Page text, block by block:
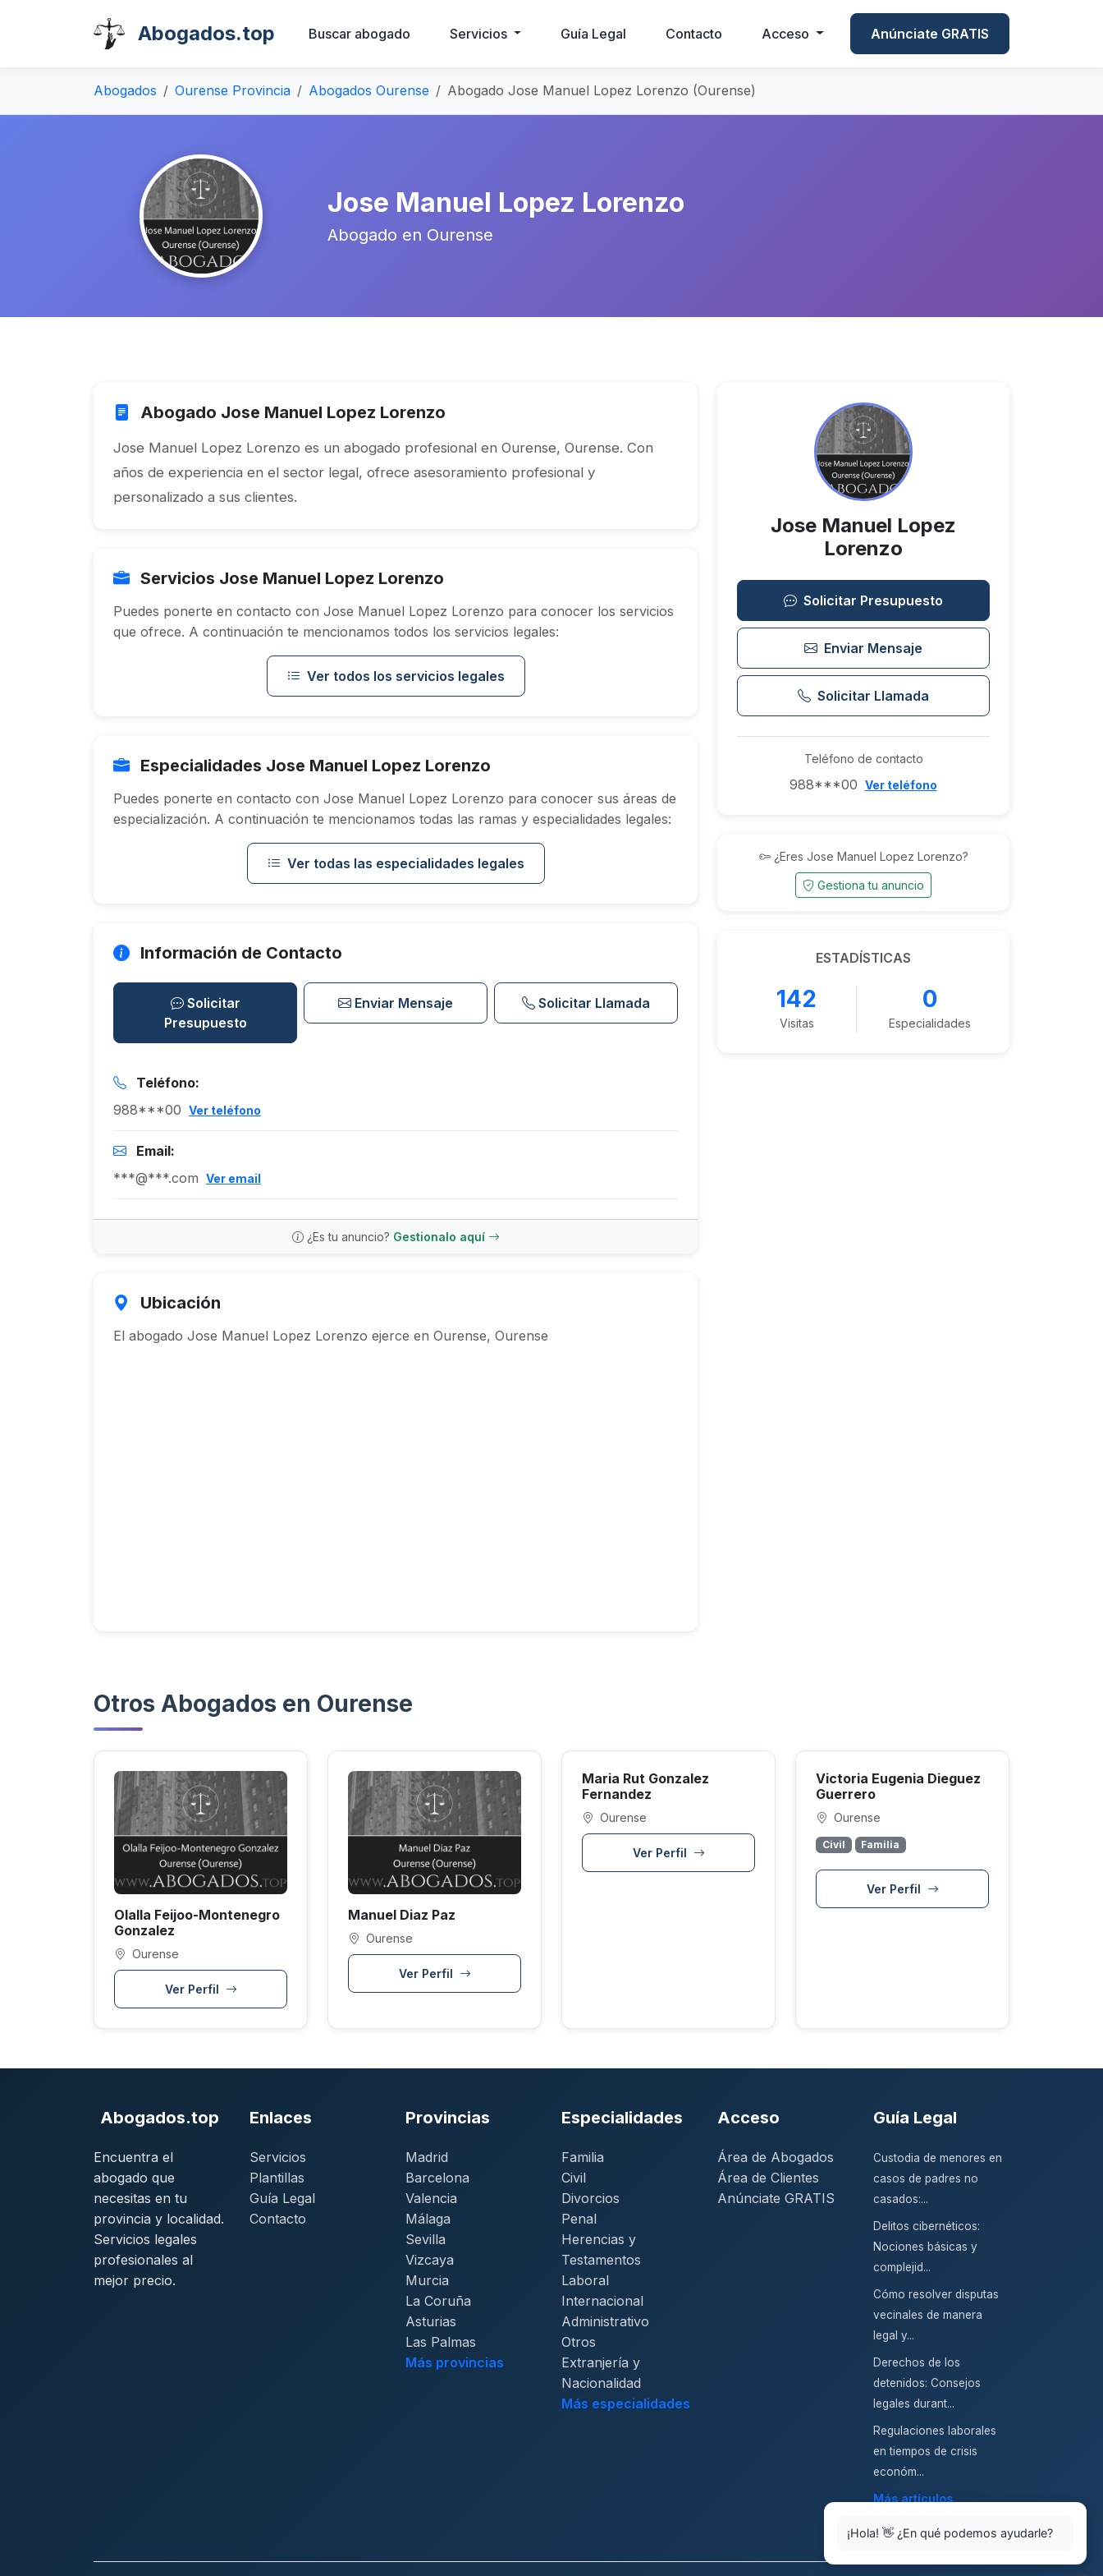
Abogados.top Buscar abogado Servicios Guía Legal Contacto Acceso Anúnciate GRATIS
Abogados Ourense Provincia Abogados Ourense Abogado Jose Manuel Lopez Lorenzo (Ourense)
Jose Manuel Lopez Lorenzo
Abogado en Ourense
Abogado Jose Manuel Lopez Lorenzo
Jose Manuel Lopez Lorenzo es un abogado profesional en Ourense, Ourense. Con
años de experiencia en el sector legal, ofrece asesoramiento profesional y
personalizado a sus clientes.
Servicios Jose Manuel Lopez Lorenzo
Puedes ponerte en contacto con Jose Manuel Lopez Lorenzo para conocer los servicios
que ofrece. A continuación te mencionamos todos los servicios legales:
Ver todos los servicios legales
Especialidades Jose Manuel Lopez Lorenzo
Puedes ponerte en contacto con Jose Manuel Lopez Lorenzo para conocer sus áreas de
especialización. A continuación te mencionamos todas las ramas y especialidades legales:
Ver todas las especialidades legales
Información de Contacto
Solicitar
Presupuesto
Enviar Mensaje Solicitar Llamada
Teléfono:
988***00 Ver teléfono
Email:
***@***.com Ver email
¿Es tu anuncio? Gestionalo aquí
Ubicación
El abogado Jose Manuel Lopez Lorenzo ejerce en Ourense, Ourense
Jose Manuel Lopez
Lorenzo
Solicitar Presupuesto
Enviar Mensaje
Solicitar Llamada
Teléfono de contacto
988***00 Ver teléfono
¿Eres Jose Manuel Lopez Lorenzo?
Gestiona tu anuncio
ESTADÍSTICAS
142
Visitas
0
Especialidades
Otros Abogados en Ourense
Olalla Feijoo-Montenegro
Gonzalez
Ourense
Ver Perfil
Manuel Diaz Paz
Ourense
Ver Perfil
Maria Rut Gonzalez
Fernandez
Ourense
Ver Perfil
Victoria Eugenia Dieguez
Guerrero
Ourense
Civil Familia
Ver Perfil
Abogados.top
Encuentra el
abogado que
necesitas en tu
provincia y localidad.
Servicios legales
profesionales al
mejor precio.
Enlaces
Servicios
Plantillas
Guía Legal
Contacto
Provincias
Madrid
Barcelona
Valencia
Málaga
Sevilla
Vizcaya
Murcia
La Coruña
Asturias
Las Palmas
Más provincias
Especialidades
Familia
Civil
Divorcios
Penal
Herencias y
Testamentos
Laboral
Internacional
Administrativo
Otros
Extranjería y
Nacionalidad
Más especialidades
Acceso
Área de Abogados
Área de Clientes
Anúnciate GRATIS
Guía Legal
Custodia de menores en
casos de padres no
casados:...
Delitos cibernéticos:
Nociones básicas y
complejid...
Cómo resolver disputas
vecinales de manera
legal y...
Derechos de los
detenidos: Consejos
legales durant...
Regulaciones laborales
en tiempos de crisis
económ...
Más artículos
¡Hola! 👋 ¿En qué podemos ayudarle?